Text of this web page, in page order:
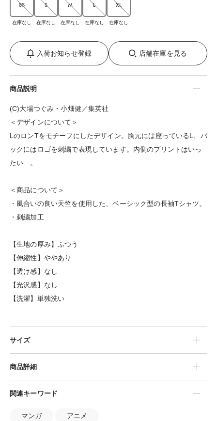
SS
在庫なし
S
在庫なし
M
在庫なし
L
在庫なし
XL
在庫なし
入荷お知らせ登録 店舗在庫を見る
商品説明
(C)大場つぐみ・小畑健／集英社
＜デザインについて＞
LのロンTをモチーフにしたデザイン。胸元には座っているL、バ
ックにはロゴを刺繍で表現しています。内側のプリントはいっ
たい…。
＜商品について＞
・風合いの良い天竺を使用した、ベーシック型の長袖Tシャツ。
・刺繍加工
【生地の厚み】ふつう
【伸縮性】ややあり
【透け感】なし
【光沢感】なし
【洗濯】単独洗い
サイズ
商品詳細
関連キーワード
マンガ アニメ